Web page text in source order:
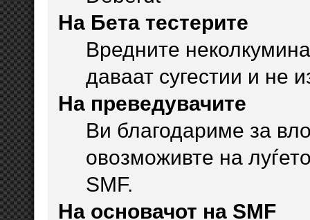
На Бета тестерите
Вредните
даваат сугестии и не
На преведувачите
Ви благодариме за
овозможивте на
SMF.
На основачот на SMF